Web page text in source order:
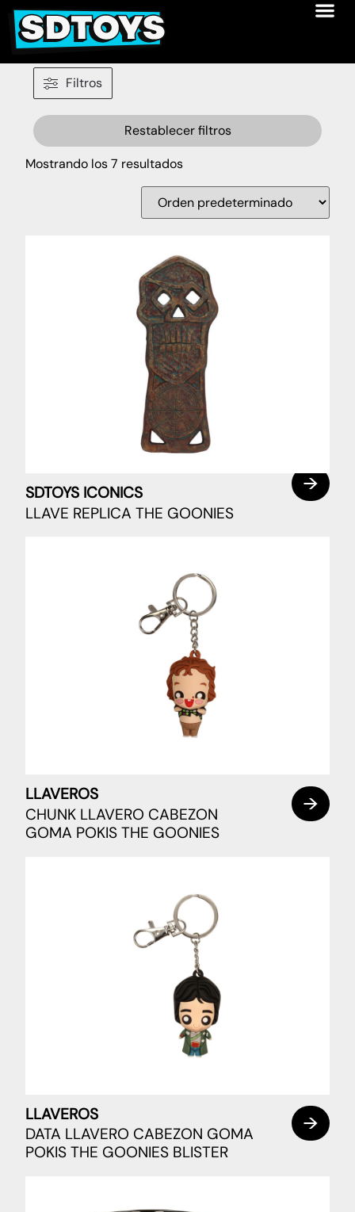
Filtros
Restablecer filtros
Mostrando los 7 resultados
SDTOYS ICONICS
LLAVE REPLICA THE GOONIES
LLAVEROS
CHUNK LLAVERO CABEZON
GOMA POKIS THE GOONIES
LLAVEROS
DATA LLAVERO CABEZON GOMA
POKIS THE GOONIES BLISTER